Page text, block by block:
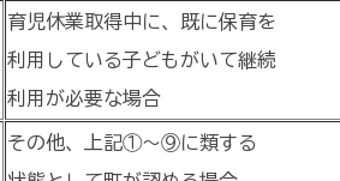
育児休業取得中に、既に保育を
利用している子どもがいて継続
利用が必要な場合
その他、上記①～⑨に類する